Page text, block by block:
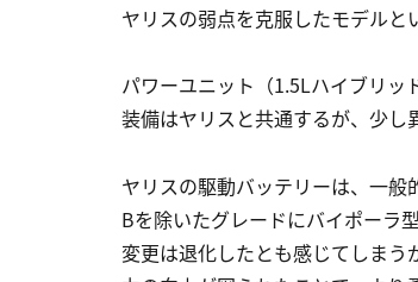
ヤリスの弱点を克服したモデルと
パワーユニット（1.5Lハイブリッ
装備はヤリスと共通するが、少し
ヤリスの駆動バッテリーは、一
Bを除いたグレードにバイポーラ
変更は退化したとも感じてしま